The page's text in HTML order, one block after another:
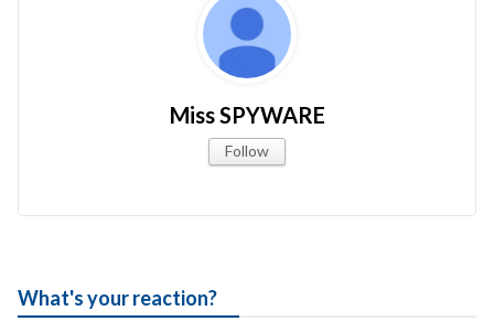
Miss SPYWARE
Follow
What's your reaction?